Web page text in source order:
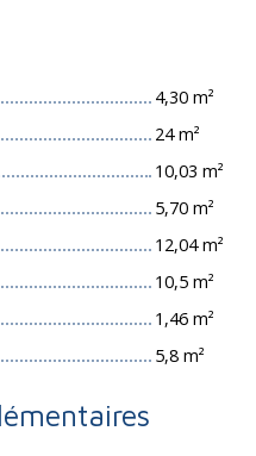
4,30 m²
24 m²
10,03 m²
5,70 m²
12,04 m²
10,5 m²
1,46 m²
5,8 m²